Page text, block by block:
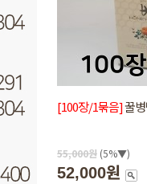
[100장/1묶음]꿀
55,000원 (5%▼)
52,000원